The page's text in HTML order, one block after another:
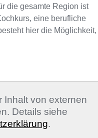
die gesamte Region ist
eine berufliche
hier die Möglichkeit,
Inhalt von externen
Details siehe
.